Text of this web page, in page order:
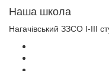
Наша школа
Нагачівський ЗЗСО І-ІІІ